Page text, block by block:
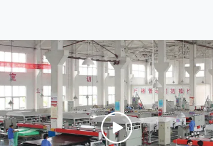
तक सहयोग किया।
फ्लेक्सिटैंक शिपिंग